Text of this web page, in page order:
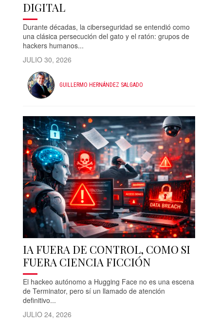
DIGITAL
Durante décadas, la ciberseguridad se entendió como
una clásica persecución del gato y el ratón: grupos de
hackers humanos...
JULIO 30, 2026
GUILLERMO HERNÁNDEZ SALGADO
IA FUERA DE CONTROL, COMO SI
FUERA CIENCIA FICCIÓN
El hackeo autónomo a Hugging Face no es una escena
de Terminator, pero sí un llamado de atención
definitivo...
JULIO 24, 2026